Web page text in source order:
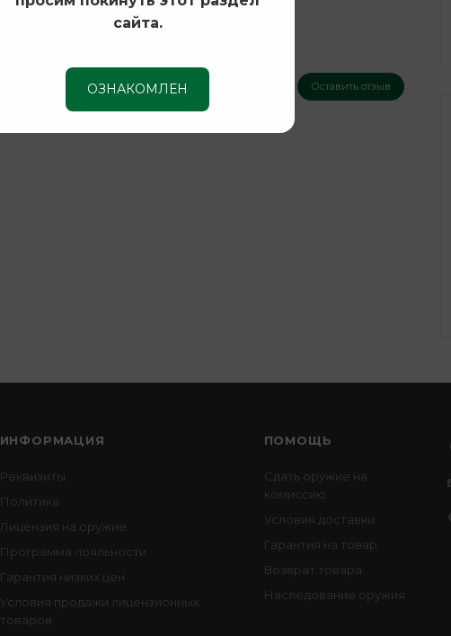
Нет оценок Оставить отзыв
ИНФОРМАЦИЯ
Реквизиты
Политика
Лицензия на оружие
Программа лояльности
Гарантия низких цен
Условия продажи лицензионных
товаров
ПОМОЩЬ
Сдать оружие на
комиссию
Условия доставки
Гарантия на товар
Возврат товара
Наследование оружия
сайта.
ОЗНАКОМЛЕН